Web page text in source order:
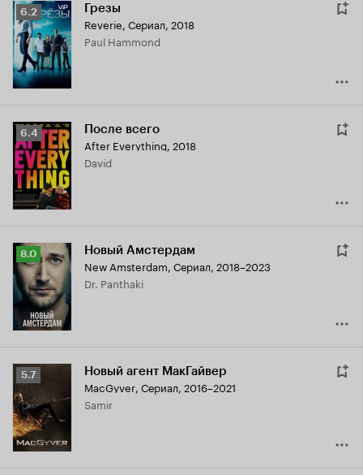
Рейтинг
Кинопоиска
6.2
6.2 Грезы
Reverie, Сериал, 2018
Paul Hammond
Рейтинг
Кинопоиска
6.4
6.4 После всего
After Everything, 2018
David
Рейтинг
Кинопоиска
8.0
8.0 Новый Амстердам
New Amsterdam, Сериал, 2018–2023
Dr. Panthaki
Рейтинг
Кинопоиска
5.7
5.7 Новый агент МакГайвер
MacGyver, Сериал, 2016–2021
Samir